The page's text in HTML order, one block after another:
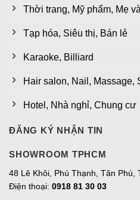
Thời trang, Mỹ phẩm, Mẹ
Tạp hóa, Siêu thị, Bán lẻ
Karaoke, Billiard
Hair salon, Nail, Massage,
Hotel, Nhà nghỉ, Chung cư
ĐĂNG KÝ NHẬN TIN
SHOWROOM TPHCM
48 Lê Khôi, Phú Thạnh, Tân Phú,
Điện thoại: 0918 81 30 03